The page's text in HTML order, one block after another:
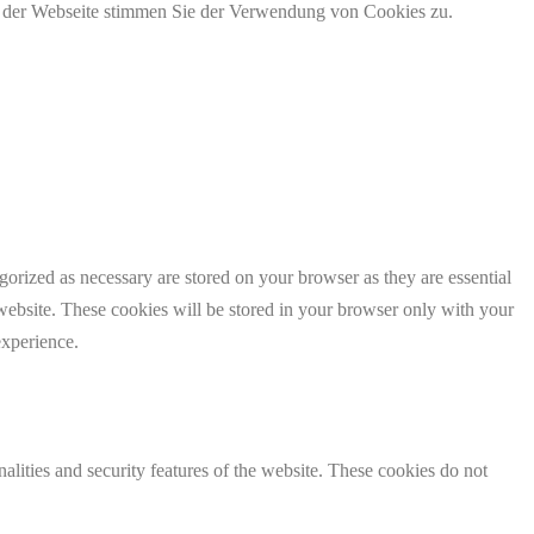
Webseite stimmen Sie der Verwendung von Cookies zu.
as necessary are stored on your browser as they are essential
These cookies will be stored in your browser only with your
and security features of the website. These cookies do not